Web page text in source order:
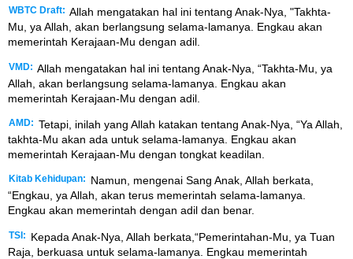
WBTC Draft: Allah mengatakan hal ini tentang Anak-Nya, "Takhta-
Mu, ya Allah, akan berlangsung selama-lamanya. Engkau akan
memerintah Kerajaan-Mu dengan adil.
VMD: Allah mengatakan hal ini tentang Anak-Nya, “Takhta-Mu, ya
Allah, akan berlangsung selama-lamanya. Engkau akan
memerintah Kerajaan-Mu dengan adil.
AMD: Tetapi, inilah yang Allah katakan tentang Anak-Nya, “Ya Allah,
takhta-Mu akan ada untuk selama-lamanya. Engkau akan
memerintah Kerajaan-Mu dengan tongkat keadilan.
Kitab Kehidupan:
Namun, mengenai Sang Anak, Allah berkata,
“Engkau, ya Allah, akan terus memerintah selama-lamanya.
Engkau akan memerintah dengan adil dan benar.
TSI:
Kepada Anak-Nya, Allah berkata,“Pemerintahan-Mu, ya Tuan
Raja, berkuasa untuk selama-lamanya. Engkau memerintah